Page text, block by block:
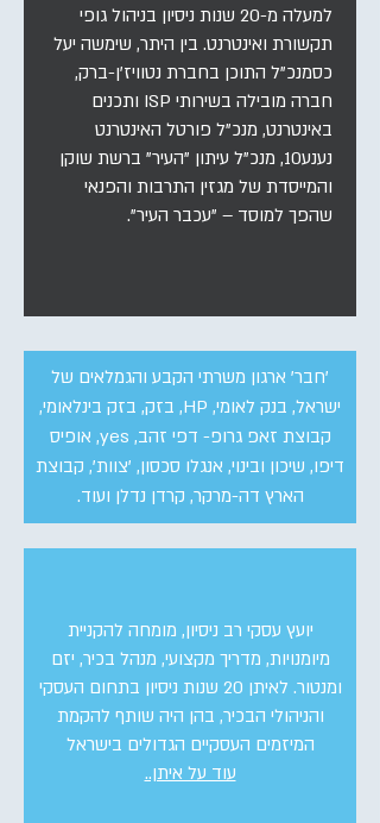
יועץ עסקי רב ניסיון, מומחה להקניית
מיומנויות, מדריך מקצועי, מנהל בכיר, יזם
ומנטור. לאיתן 20 שנות ניסיון בתחום העסקי
והניהולי הבכיר, בהן היה שותף להקמת
המיזמים העסקיים הגדולים בישראל
עוד על איתן..
'חבר' ארגון משרתי הקבע והגמלאים של
ישראל, בנק לאומי, HP, בזק, בזק בינלאומי,
קבוצת זאפ גרופ- דפי זהב, yes, אופיס
דיפו, שיכון ובינוי, אנגלו סכסון, 'צוות', קבוצת
הארץ דה-מרקר, קרדן נדלן ועוד.
למעלה מ-20 שנות ניסיון בניהול גופי
תקשורת ואינטרנט. בין היתר, שימשה יעל
כסמנכ"ל התוכן בחברת נטוויז'ן-ברק,
חברה מובילה בשירותי ISP ותכנים
באינטרנט, מנכ"ל פורטל האינטרנט
נענע10, מנכ"ל עיתון "העיר" ברשת שוקן
והמייסדת של מגזין התרבות והפנאי
שהפך למוסד – "עכבר העיר".